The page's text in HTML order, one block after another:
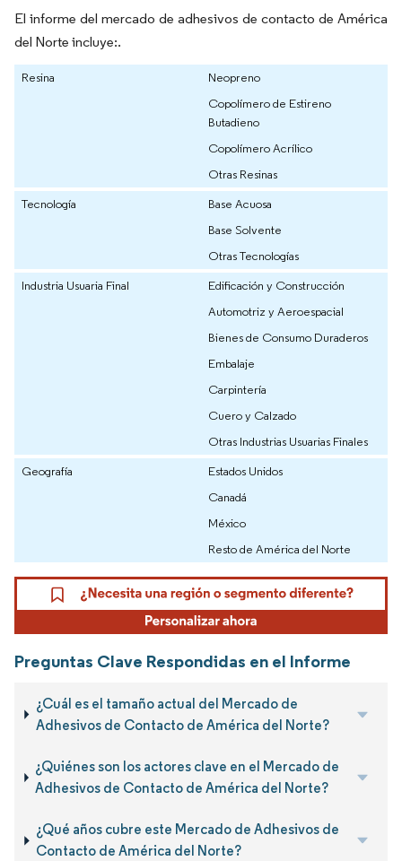
El informe del mercado de adhesivos de contacto de América
del Norte incluye:.
Resina
Neopreno
Copolímero de Estireno
Butadieno
Copolímero Acrílico
Otras Resinas
Tecnología
Base Acuosa
Base Solvente
Otras Tecnologías
Industria Usuaria Final
Edificación y Construcción
Automotriz y Aeroespacial
Bienes de Consumo Duraderos
Embalaje
Carpintería
Cuero y Calzado
Otras Industrias Usuarias Finales
Geografía
Estados Unidos
Canadá
México
Resto de América del Norte
Preguntas Clave Respondidas en el Informe
¿Cuál es el tamaño actual del Mercado de
Adhesivos de Contacto de América del Norte?
¿Quiénes son los actores clave en el Mercado de
Adhesivos de Contacto de América del Norte?
¿Qué años cubre este Mercado de Adhesivos de
Contacto de América del Norte?